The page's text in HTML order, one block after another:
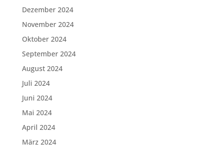
Dezember 2024
November 2024
Oktober 2024
September 2024
August 2024
Juli 2024
Juni 2024
Mai 2024
April 2024
März 2024